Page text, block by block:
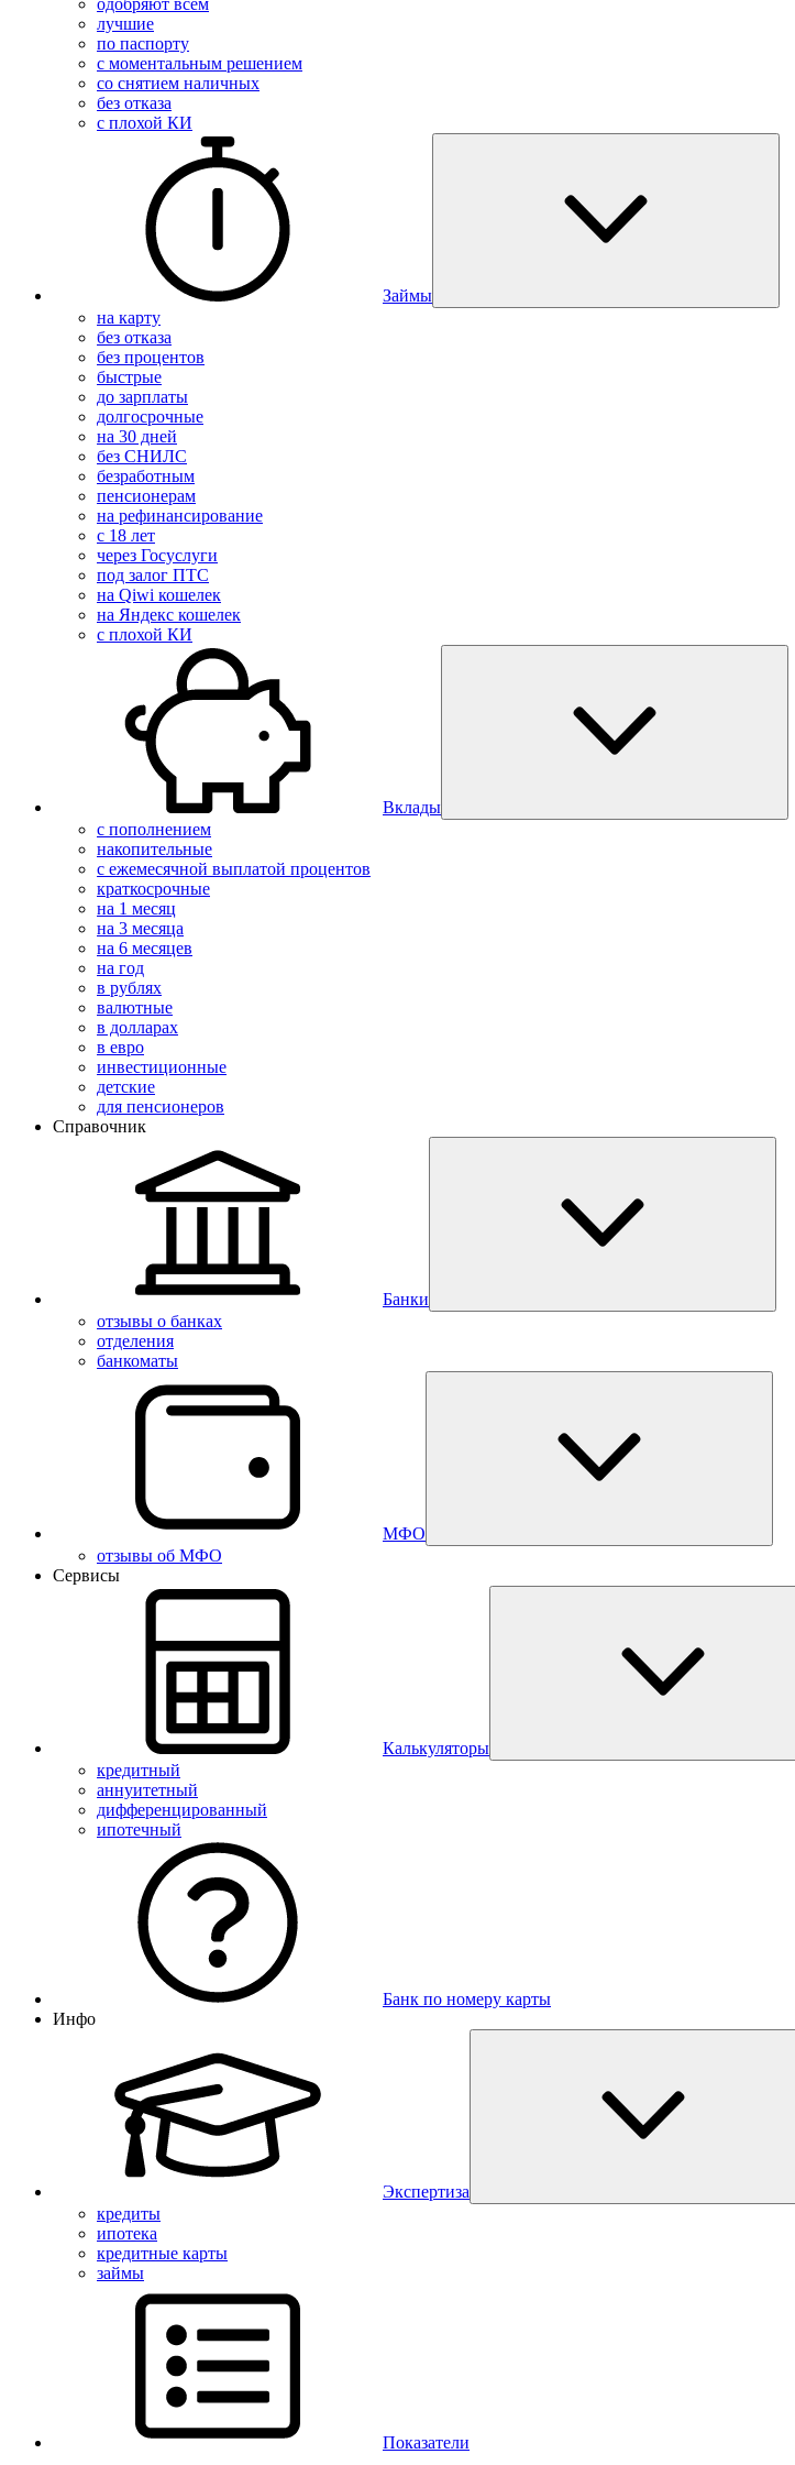
одобряют всем
лучшие
по паспорту
с моментальным решением
со снятием наличных
без отказа
с плохой КИ
Займы
на карту
без отказа
без процентов
быстрые
до зарплаты
долгосрочные
на 30 дней
без СНИЛС
безработным
пенсионерам
на рефинансирование
с 18 лет
через Госуслуги
под залог ПТС
на Qiwi кошелек
на Яндекс кошелек
с плохой КИ
Вклады
с пополнением
накопительные
с ежемесячной выплатой процентов
краткосрочные
на 1 месяц
на 3 месяца
на 6 месяцев
на год
в рублях
валютные
в долларах
в евро
инвестиционные
детские
для пенсионеров
Справочник
Банки
отзывы о банках
отделения
банкоматы
МФО
отзывы об МФО
Сервисы
Калькуляторы
кредитный
аннуитетный
дифференцированный
ипотечный
Банк по номеру карты
Инфо
Экспертиза
кредиты
ипотека
кредитные карты
займы
Показатели